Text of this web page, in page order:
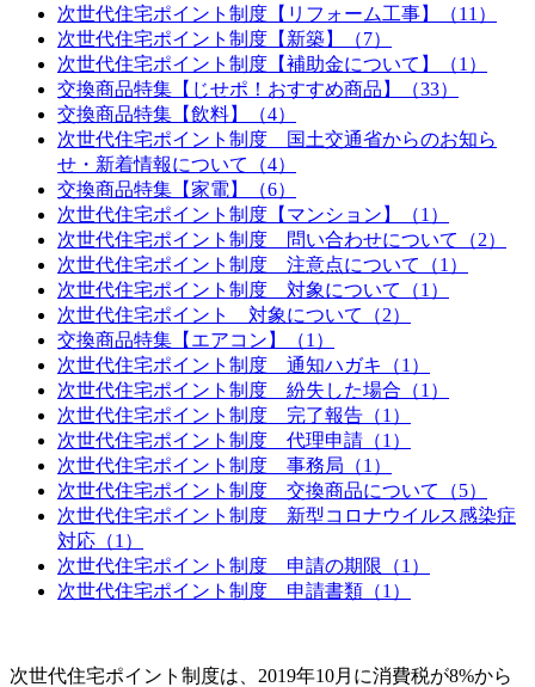
次世代住宅ポイント制度【リフォーム工事】（11）
次世代住宅ポイント制度【新築】（7）
次世代住宅ポイント制度【補助金について】（1）
交換商品特集【じせポ！おすすめ商品】（33）
交換商品特集【飲料】（4）
次世代住宅ポイント制度 国土交通省からのお知ら
せ・新着情報について（4）
交換商品特集【家電】（6）
次世代住宅ポイント制度【マンション】（1）
次世代住宅ポイント制度 問い合わせについて（2）
次世代住宅ポイント制度 注意点について（1）
次世代住宅ポイント制度 対象について（1）
次世代住宅ポイント 対象について（2）
交換商品特集【エアコン】（1）
次世代住宅ポイント制度 通知ハガキ（1）
次世代住宅ポイント制度 紛失した場合（1）
次世代住宅ポイント制度 完了報告（1）
次世代住宅ポイント制度 代理申請（1）
次世代住宅ポイント制度 事務局（1）
次世代住宅ポイント制度 交換商品について（5）
次世代住宅ポイント制度 新型コロナウイルス感染症
対応（1）
次世代住宅ポイント制度 申請の期限（1）
次世代住宅ポイント制度 申請書類（1）
次世代住宅ポイント制度は、2019年10月に消費税が8%から